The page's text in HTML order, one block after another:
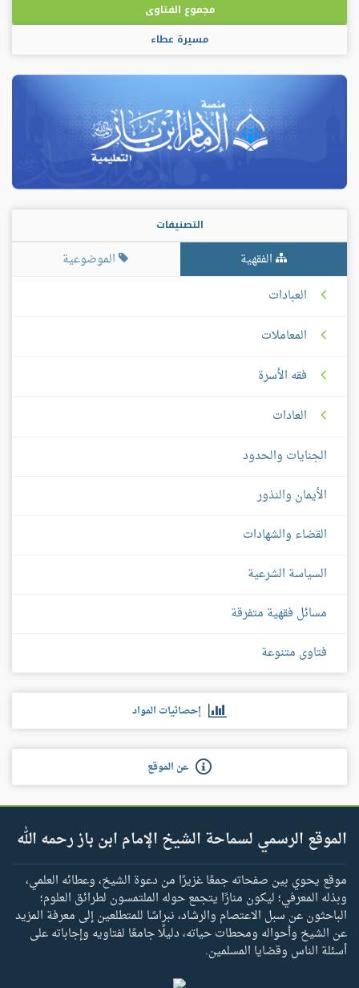
مجموع الفتاوى
مسيرة عطاء
التصنيفات
الفقهية
الموضوعية
العبادات
المعاملات
فقه الأسرة
العادات
الجنايات والحدود
الأيمان والنذور
القضاء والشهادات
السياسة الشرعية
مسائل فقهية متفرقة
فتاوى متنوعة
إحصائيات المواد
عن الموقع
الموقع الرسمي لسماحة الشيخ الإمام ابن باز رحمه الله
موقع يحوي بين صفحاته جمعًا غزيرًا من دعوة الشيخ، وعطائه العلمي،
وبذله المعرفي؛ ليكون منارًا يتجمع حوله الملتمسون لطرائق العلوم؛
الباحثون عن سبل الاعتصام والرشاد، نبراسًا للمتطلعين إلى معرفة المزيد
عن الشيخ وأحواله ومحطات حياته، دليلًا جامعًا لفتاويه وإجاباته على
أسئلة الناس وقضايا المسلمين.